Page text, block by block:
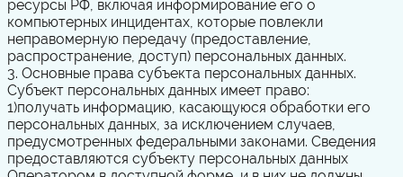
ресурсы РФ, включая информирование его о
компьютерных инцидентах, которые повлекли
неправомерную передачу (предоставление,
распространение, доступ) персональных данных.
3. Основные права субъекта персональных данных.
Субъект персональных данных имеет право:
1)получать информацию, касающуюся обработки его
персональных данных, за исключением случаев,
предусмотренных федеральными законами. Сведения
предоставляются субъекту персональных данных